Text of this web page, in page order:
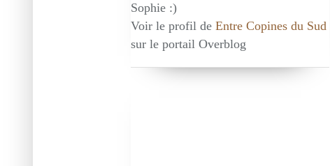
Sophie :)
Voir le profil de Entre Copines du Sud
sur le portail Overblog